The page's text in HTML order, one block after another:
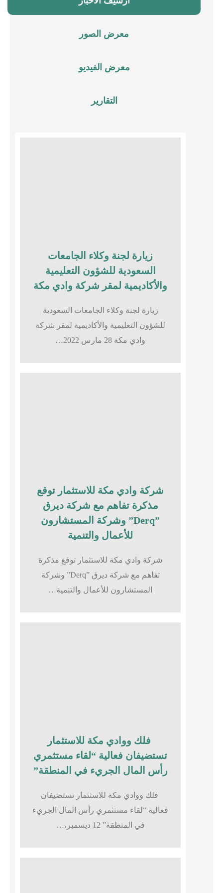
معرض الصور
معرض الفيديو
التقارير
زيارة لجنة وكلاء الجامعات
السعودية للشؤون التعليمية
والأكاديمية لمقر شركة وادي مكة
زيارة لجنة وكلاء الجامعات السعودية
للشؤون التعليمية والأكاديمية لمقر شركة
وادي مكة 28 مارس 2022…
شركة وادي مكة للاستثمار توقع
مذكرة تفاهم مع شركة ديرق
”Derq” وشركة المستشارون
للأعمال والتنمية
شركة وادي مكة للاستثمار توقع مذكرة
تفاهم مع شركة ديرق ”Derq” وشركة
المستشارون للأعمال والتنمية…
فلك ووادي مكة للاستثمار
تستضيفان فعالية “لقاء مستثمري
رأس المال الجريء في المنطقة”
فلك ووادي مكة للاستثمار تستضيفان
فعالية “لقاء مستثمري رأس المال الجريء
في المنطقة” 12 ديسمبر،…